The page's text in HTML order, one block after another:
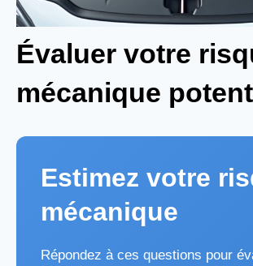
Évaluer votre
mécanique
Estimez votre
mécanique
Répondez à ces questions pour